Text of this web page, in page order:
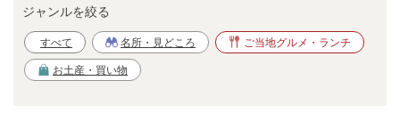
ジャンルを絞る
すべて 名所・見どころ ご当地グルメ・ランチ
お土産・買い物